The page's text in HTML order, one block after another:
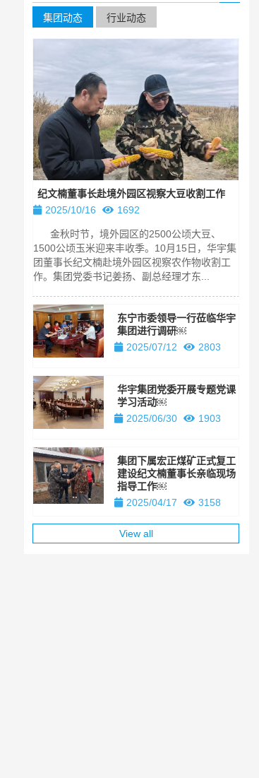
集团动态 行业动态
纪文楠董事长赴境外园区视察大豆收割工作
2025/10/16
1692
金秋时节，境外园区的2500公顷大豆、
1500公顷玉米迎来丰收季。10月15日，华宇集
团董事长纪文楠赴境外园区视察农作物收割工
作。集团党委书记姜扬、副总经理才东...
东宁市委领导一行莅临华宇
集团进行调研￼
2025/07/12
2803
华宇集团党委开展专题党课
学习活动￼
2025/06/30
1903
集团下属宏正煤矿正式复工
建设纪文楠董事长亲临现场
指导工作￼
2025/04/17
3158
View all